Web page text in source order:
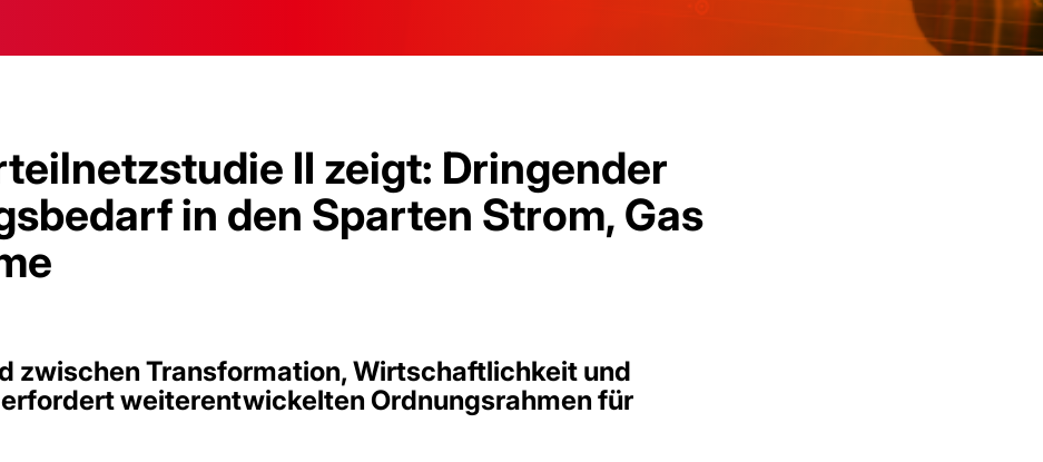
II zeigt: Dringender
in den Sparten Strom, Gas
zwischen Transformation, Wirtschaftlichkeit und
weiterentwickelten Ordnungsrahmen für